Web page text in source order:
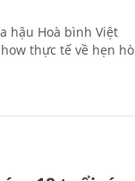
hậu Hoà bình Việt
thực tế về hẹn hò